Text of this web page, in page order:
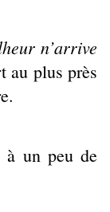
n’arrive
au plus près
à un peu de